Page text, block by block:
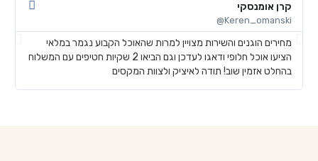
קרן אומנסקי
Keren_omanski@
מחירים הוגנים והשירות מצויין למרות שהאוכל הקבוע נגמר במלאי
הציעו אוכל חלופי ודאגו לעדכן וגם הביאו 2 שקיות חטיפים עם המשלוח
בהחלט אזמין שוב! תודה לאיציק ולצוות המקסים